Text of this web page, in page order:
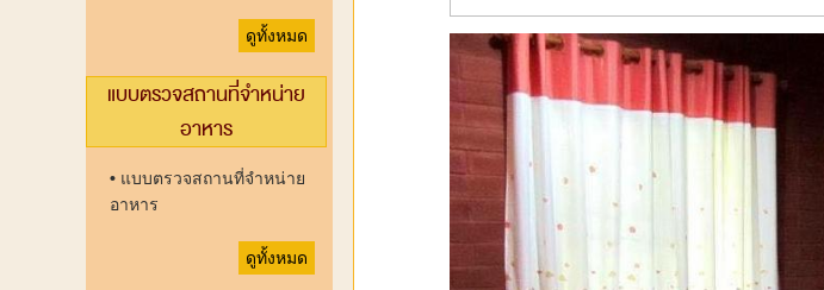
ดูทั้งหมด
แบบตรวจสถานที่จำหน่าย
อาหาร
• แบบตรวจสถานที่จำหน่าย
อาหาร
ดูทั้งหมด